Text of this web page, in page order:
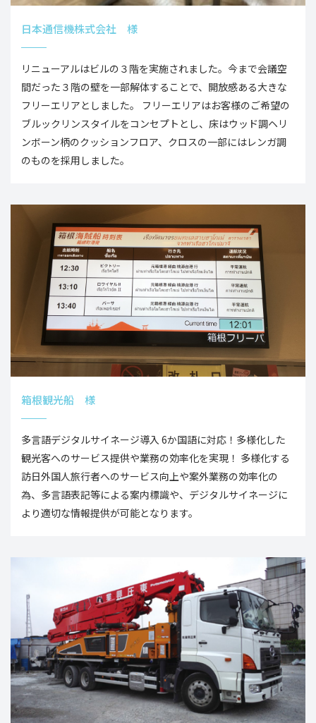
日本通信機株式会社 様
リニューアルはビルの３階を実施されました。今まで会議空
間だった３階の壁を一部解体することで、開放感ある大きな
フリーエリアとしました。 フリーエリアはお客様のご希望の
ブルックリンスタイルをコンセプトとし、床はウッド調ヘリ
ンボーン柄のクッションフロア、クロスの一部にはレンガ調
のものを採用しました。
箱根観光船 様
多言語デジタルサイネージ導入 6か国語に対応！多様化した
観光客へのサービス提供や業務の効率化を実現！ 多様化する
訪日外国人旅行者へのサービス向上や案外業務の効率化の
為、多言語表記等による案内標識や、デジタルサイネージに
より適切な情報提供が可能となります。